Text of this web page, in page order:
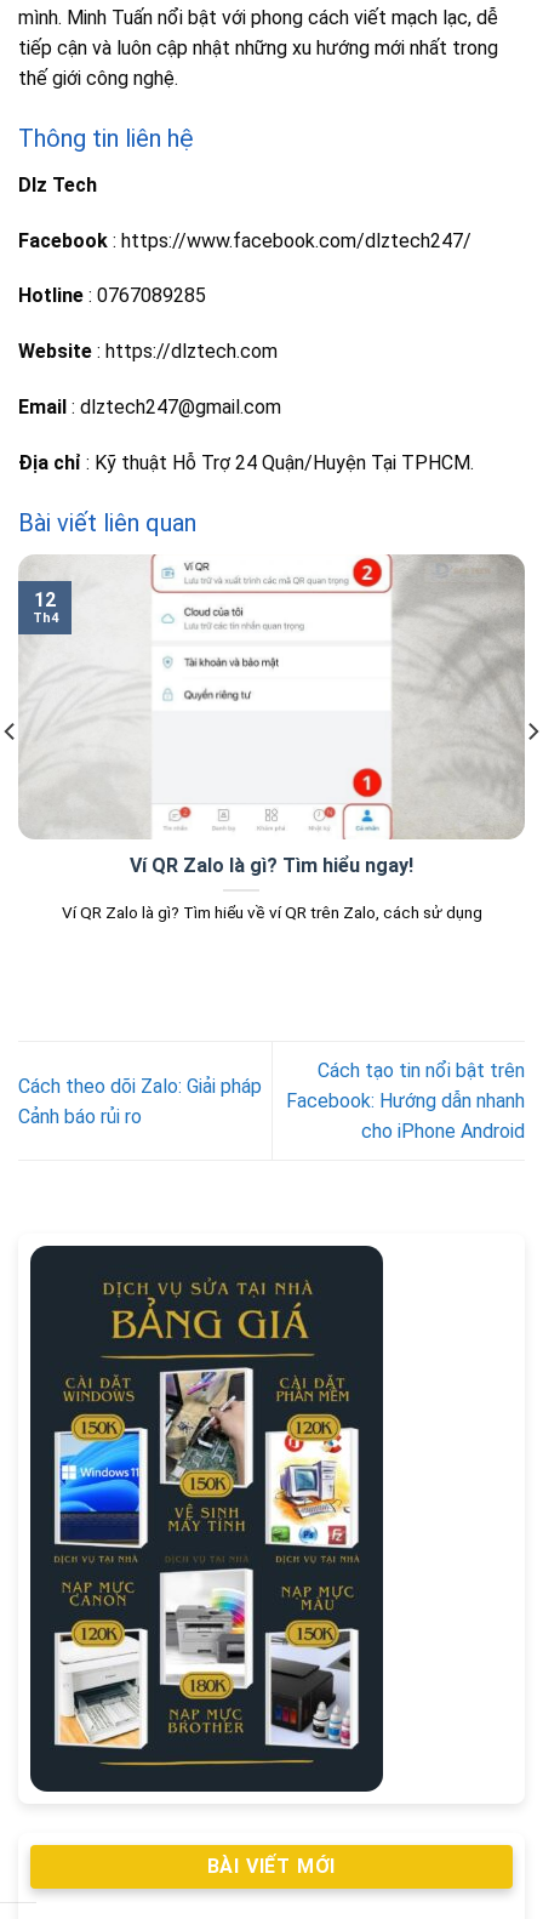
mình. Minh Tuấn nổi bật với phong cách viết mạch lạc, dễ
tiếp cận và luôn cập nhật những xu hướng mới nhất trong
thế giới công nghệ.
Thông tin liên hệ
Dlz Tech
Facebook : https://www.facebook.com/dlztech247/
Hotline : 0767089285
Website : https://dlztech.com
Email : dlztech247@gmail.com
Địa chỉ : Kỹ thuật Hỗ Trợ 24 Quận/Huyện Tại TPHCM.
Bài viết liên quan
Ví QR Zalo là gì? Tìm hiểu ngay!
Ví QR Zalo là gì? Tìm hiểu về ví QR trên Zalo, cách sử dụng
12
Th4
Cách theo dõi Zalo: Giải pháp
Cảnh báo rủi ro
Cách tạo tin nổi bật trên
Facebook: Hướng dẫn nhanh
cho iPhone Android
BÀI VIẾT MỚI